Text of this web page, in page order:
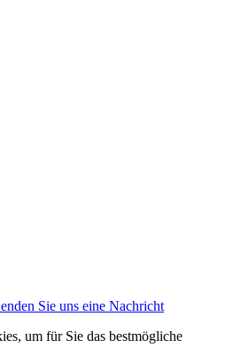
Sie uns eine Nachricht
um für Sie das bestmögliche